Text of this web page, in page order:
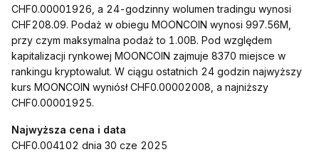
CHF0.00001926, a 24-godzinny wolumen tradingu wynosi
CHF208.09. Podaż w obiegu MOONCOIN wynosi 997.56M,
przy czym maksymalna podaż to 1.00B. Pod względem
kapitalizacji rynkowej MOONCOIN zajmuje 8370 miejsce w
rankingu kryptowalut. W ciągu ostatnich 24 godzin najwyższy
kurs MOONCOIN wyniósł CHF0.00002008, a najniższy
CHF0.00001925.
Najwyższa cena i data
CHF0.004102 dnia 30 cze 2025